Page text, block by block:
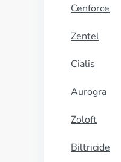
Cenforce
Zentel
Cialis
Aurogra
Zoloft
Biltricide